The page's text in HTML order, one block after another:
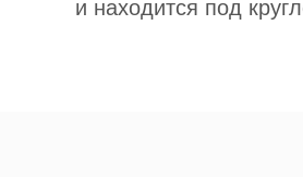
и находится под